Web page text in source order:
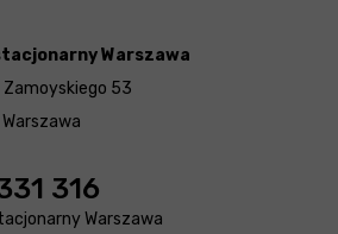
Warszawa
Zamoyskiego 53
316
Warszawa